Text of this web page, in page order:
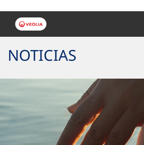
NOTICIAS